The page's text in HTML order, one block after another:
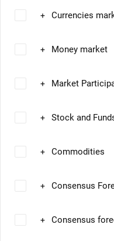
+ Currencies
+ Money market
+ Market
+ Stock and
+ Commodities
+ Consensus
+ Consensus